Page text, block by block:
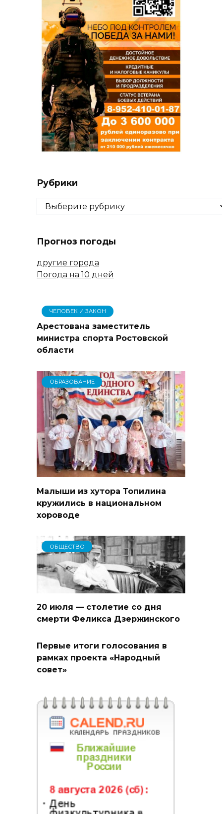
Рубрики
Рубрики
Прогноз погоды
другие города
Погода на 10 дней
ЧЕЛОВЕК И ЗАКОН
Арестована заместитель
министра спорта Ростовской
области
ОБРАЗОВАНИЕ
Малыши из хутора Топилина
кружились в национальном
хороводе
ОБЩЕСТВО
20 июля — столетие со дня
смерти Феликса Дзержинского
Первые итоги голосования в
рамках проекта «Народный
совет»